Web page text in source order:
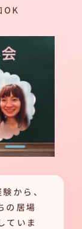
OK
から、
の居場
ていま